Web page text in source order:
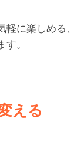
に楽しめる、
。
える